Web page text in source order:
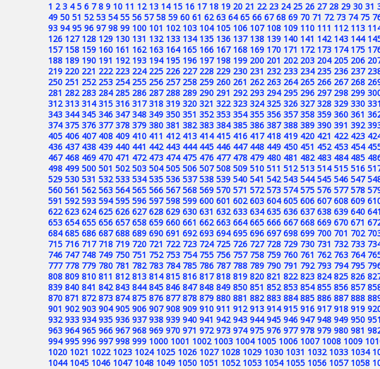
1 2 3 4 5 6 7 8 9 10 11 12 13 14 15 16 17 18 19 20 21 22 23 24 25 26 27 28 29 30 31
49 50 51 52 53 54 55 56 57 58 59 60 61 62 63 64 65 66 67 68 69 70 71 72 73 74 75
93 94 95 96 97 98 99 100 101 102 103 104 105 106 107 108 109 110 111 112 113
126 127 128 129 130 131 132 133 134 135 136 137 138 139 140 141 142 143 144
157 158 159 160 161 162 163 164 165 166 167 168 169 170 171 172 173 174 175
188 189 190 191 192 193 194 195 196 197 198 199 200 201 202 203 204 205 206
219 220 221 222 223 224 225 226 227 228 229 230 231 232 233 234 235 236 237
250 251 252 253 254 255 256 257 258 259 260 261 262 263 264 265 266 267 268
281 282 283 284 285 286 287 288 289 290 291 292 293 294 295 296 297 298 299
312 313 314 315 316 317 318 319 320 321 322 323 324 325 326 327 328 329 330 331
343 344 345 346 347 348 349 350 351 352 353 354 355 356 357 358 359 360 361
374 375 376 377 378 379 380 381 382 383 384 385 386 387 388 389 390 391 392
405 406 407 408 409 410 411 412 413 414 415 416 417 418 419 420 421 422 423
436 437 438 439 440 441 442 443 444 445 446 447 448 449 450 451 452 453 454
467 468 469 470 471 472 473 474 475 476 477 478 479 480 481 482 483 484 485
498 499 500 501 502 503 504 505 506 507 508 509 510 511 512 513 514 515 516
529 530 531 532 533 534 535 536 537 538 539 540 541 542 543 544 545 546 547
560 561 562 563 564 565 566 567 568 569 570 571 572 573 574 575 576 577 578
591 592 593 594 595 596 597 598 599 600 601 602 603 604 605 606 607 608 609
622 623 624 625 626 627 628 629 630 631 632 633 634 635 636 637 638 639 640 641
653 654 655 656 657 658 659 660 661 662 663 664 665 666 667 668 669 670 671
684 685 686 687 688 689 690 691 692 693 694 695 696 697 698 699 700 701 702
715 716 717 718 719 720 721 722 723 724 725 726 727 728 729 730 731 732 733
746 747 748 749 750 751 752 753 754 755 756 757 758 759 760 761 762 763 764
777 778 779 780 781 782 783 784 785 786 787 788 789 790 791 792 793 794 795
808 809 810 811 812 813 814 815 816 817 818 819 820 821 822 823 824 825 826
839 840 841 842 843 844 845 846 847 848 849 850 851 852 853 854 855 856 857
870 871 872 873 874 875 876 877 878 879 880 881 882 883 884 885 886 887 888
901 902 903 904 905 906 907 908 909 910 911 912 913 914 915 916 917 918 919
932 933 934 935 936 937 938 939 940 941 942 943 944 945 946 947 948 949 950 951
963 964 965 966 967 968 969 970 971 972 973 974 975 976 977 978 979 980 981
994 995 996 997 998 999 1000 1001 1002 1003 1004 1005 1006 1007 1008 1009
1020 1021 1022 1023 1024 1025 1026 1027 1028 1029 1030 1031 1032 1033 1034
1044 1045 1046 1047 1048 1049 1050 1051 1052 1053 1054 1055 1056 1057 1058